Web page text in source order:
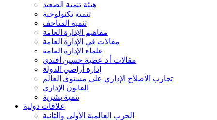
هيئة تنمية الصعيد
تنمية تكنولوجية
تنمية المتاحف
مفاهيم الإدارة العامة
مقالات في الإدارة العامة
علماء الإدارة العامة
مقالات أ د عطية حسين أفندي
إدارة أراضي الدولة
تجارب الاصلاح الإداري على مستوى العالم
القانون الإداري
تنمية بشرية
علاقات دولية
الحرب العالمية الأولى والثانية